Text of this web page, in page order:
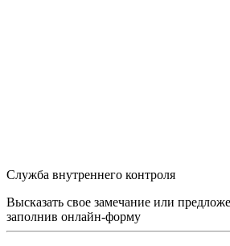
Служба внутреннего контроля
Высказать свое замечание или
заполнив онлайн-форму